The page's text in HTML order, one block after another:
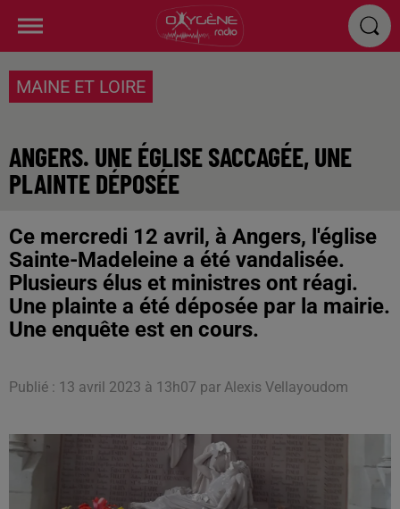
MAINE ET LOIRE
ANGERS. UNE ÉGLISE SACCAGÉE, UNE
PLAINTE DÉPOSÉE
Ce mercredi 12 avril, à Angers, l'église
Sainte-Madeleine a été vandalisée.
Plusieurs élus et ministres ont réagi.
Une plainte a été déposée par la mairie.
Une enquête est en cours.
Publié : 13 avril 2023 à 13h07 par Alexis Vellayoudom